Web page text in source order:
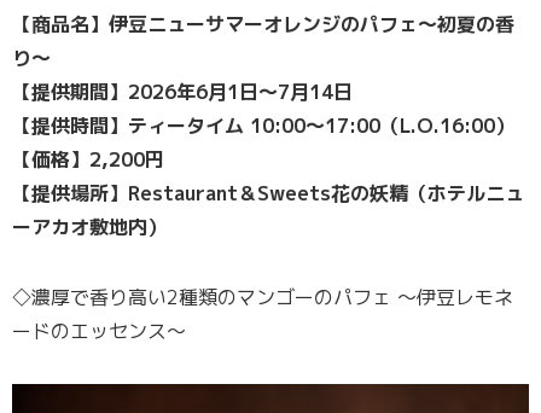
【商品名】伊豆ニューサマーオレンジのパフェ〜初夏の香
り〜
【提供期間】2026年6月1日〜7月14日
【提供時間】ティータイム 10:00〜17:00（L.O.16:00）
【価格】2,200円
【提供場所】Restaurant＆Sweets花の妖精（ホテルニュ
ーアカオ敷地内）
◇濃厚で香り高い2種類のマンゴーのパフェ 〜伊豆レモネ
ードのエッセンス〜